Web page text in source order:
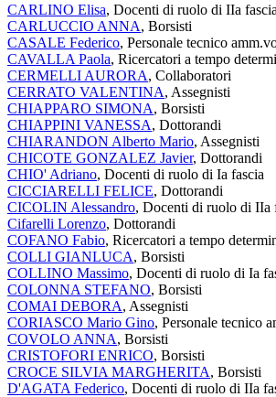
CARLINO Elisa, Docenti di ruolo di IIa fascia
CARLUCCIO ANNA, Borsisti
CASALE Federico, Personale tecnico
CAVALLA Paola, Ricercatori a tempo
CERMELLI AURORA, Collaboratori
CERRATO VALENTINA, Assegnisti
CHIAPPARO SIMONA, Borsisti
CHIAPPINI VANESSA, Dottorandi
CHIARANDON Alberto Mario, Assegnisti
CHICOTE GONZALEZ Javier, Dottorandi
CHIO' Adriano, Docenti di ruolo di Ia fascia
CICCIARELLI FELICE, Dottorandi
CICOLIN Alessandro, Docenti di ruolo di IIa
Cifarelli Lorenzo, Dottorandi
COFANO Fabio, Ricercatori a tempo
COLLI GIANLUCA, Borsisti
COLLINO Massimo, Docenti di ruolo di Ia
COLONNA STEFANO, Borsisti
COMAI DEBORA, Assegnisti
CORIASCO Mario Gino, Personale tecnico
COVOLO ANNA, Borsisti
CRISTOFORI ENRICO, Borsisti
CROCE SILVIA MARGHERITA, Borsisti
D'AGATA Federico, Docenti di ruolo di IIa